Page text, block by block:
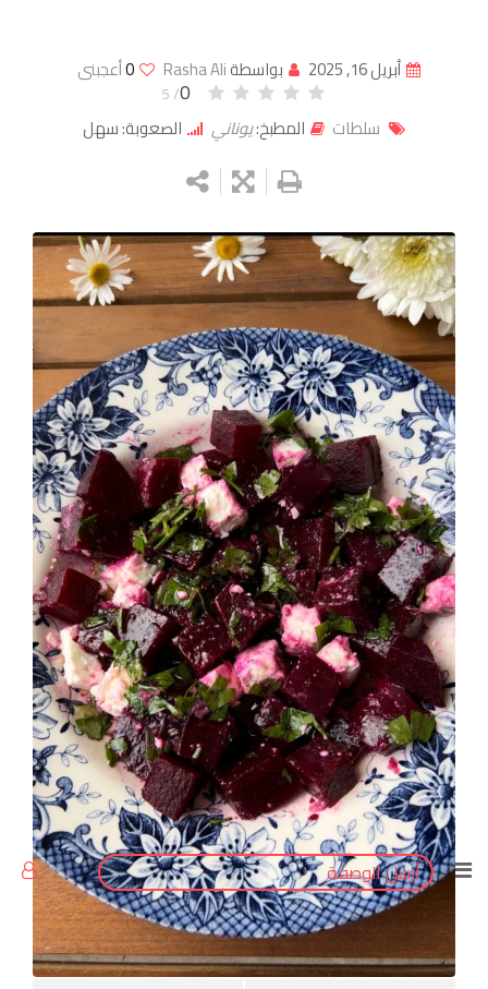
أرسل الوصفة
أبريل 16, 2025 بواسطةRasha Ali
0أعجبنى
/ 5
سلطات المطبخ:يوناني الصعوبة: سهل
Google+
LinkedIn
Whatsapp
StumbleUpon
Tumblr
Pinterest